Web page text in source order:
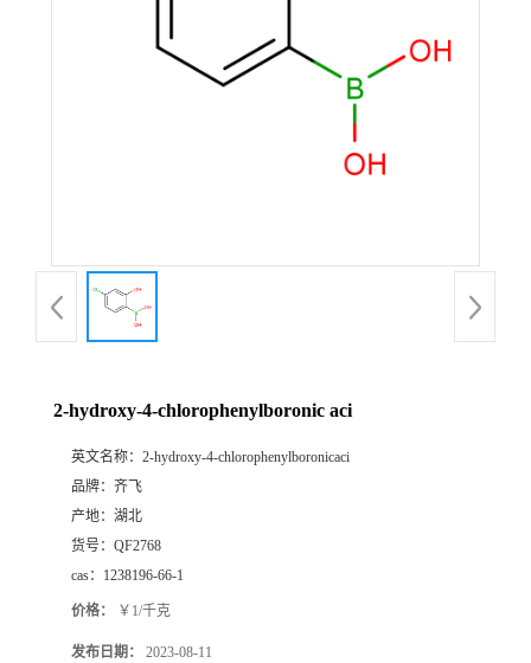
品
2-hydroxy-4-chlorophenylboronic aci
英文名称： 2-hydroxy-4-chlorophenylboronicaci
品牌： 齐飞
产地： 湖北
货号： QF2768
cas： 1238196-66-1
价格： ￥1/千克
发布日期： 2023-08-11